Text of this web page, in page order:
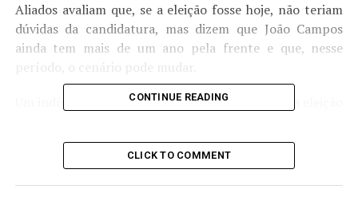
Aliados avaliam que, se a eleição fosse hoje, não teriam
dúvidas da candidatura, mas dizem que João Campos
ainda tem mais de um ano pela frente e que, nesse
período, o cenário pode mudar.
Um indício de que o prefeito pretende disputar a eleição
amigo pessoal Victor Marques (PC do B) como vice na
sua chapa nas eleições de 2024.
CONTINUE READING
CLICK TO COMMENT